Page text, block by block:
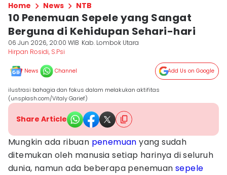
Home News NTB
10 Penemuan Sepele yang Sangat
Berguna di Kehidupan Sehari-hari
06 Jun 2026, 20:00 WIB Kab. Lombok Utara
Hirpan Rosidi, S.Psi
News Channel Add Us on Google
ilustrasi bahagia dan fokus dalam melakukan aktifitas
(unsplash.com/Vitaly Garief)
Share Article
Mungkin ada ribuan penemuan yang sudah
ditemukan oleh manusia setiap harinya di seluruh
dunia, namun ada beberapa penemuan sepele